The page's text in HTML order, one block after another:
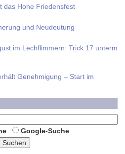
das Hohe Friedensfest
und Neudeutung
im Lech­flim­mern: Trick 17 unterm
Genehmigung – Start im
Google-Suche
Suchen